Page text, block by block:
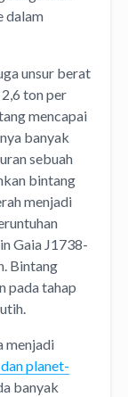
dalam
unsur berat
ton per
mencapai
banyak
sebuah
bintang
menjadi
Gaia J1738-
Bintang
pada tahap
menjadi
planet-
banyak